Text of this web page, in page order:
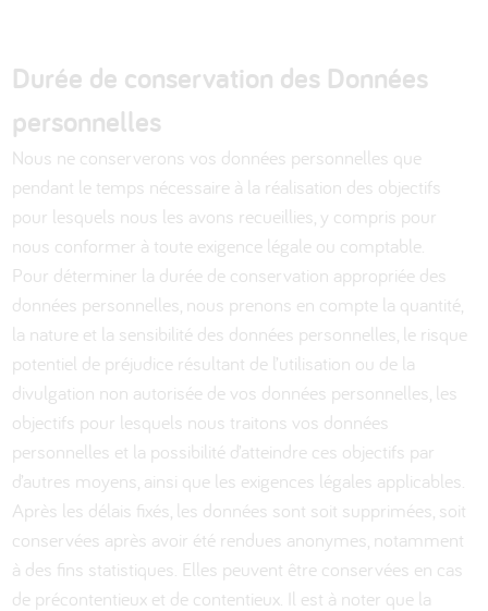
Durée de conservation des Données
personnelles
Nous ne conserverons vos données personnelles que
pendant le temps nécessaire à la réalisation des objectifs
pour lesquels nous les avons recueillies, y compris pour
nous conformer à toute exigence légale ou comptable.
Pour déterminer la durée de conservation appropriée des
données personnelles, nous prenons en compte la quantité,
la nature et la sensibilité des données personnelles, le risque
potentiel de préjudice résultant de l’utilisation ou de la
divulgation non autorisée de vos données personnelles, les
objectifs pour lesquels nous traitons vos données
personnelles et la possibilité d’atteindre ces objectifs par
d’autres moyens, ainsi que les exigences légales applicables.
Après les délais fixés, les données sont soit supprimées, soit
conservées après avoir été rendues anonymes, notamment
à des fins statistiques. Elles peuvent être conservées en cas
de précontentieux et de contentieux. Il est à noter que la